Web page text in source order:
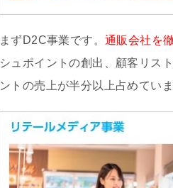
まずD2C事業です。 通販会社を
シュポイントの創出、顧客リス
ントの売上が半分以上占めていま